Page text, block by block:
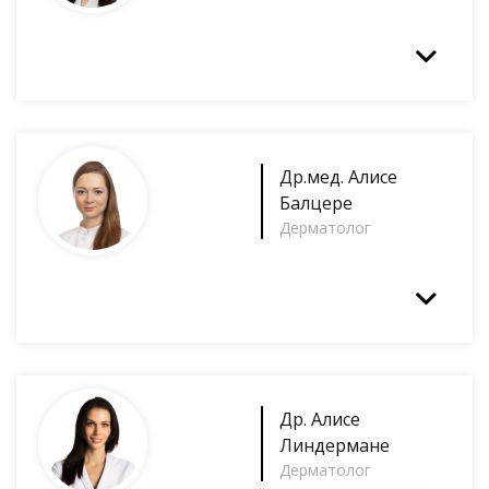
Др.мед. Алисе
Балцере
Дерматолог
Др. Алисе
Линдермане
Дерматолог